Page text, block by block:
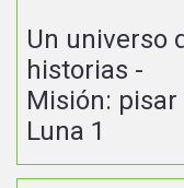
Un universo
historias -
Misión: pisar
Luna 1